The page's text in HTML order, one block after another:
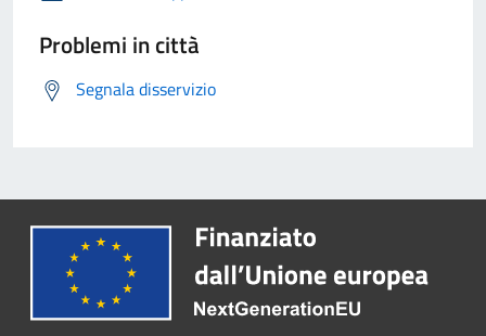
Problemi in città
Segnala disservizio